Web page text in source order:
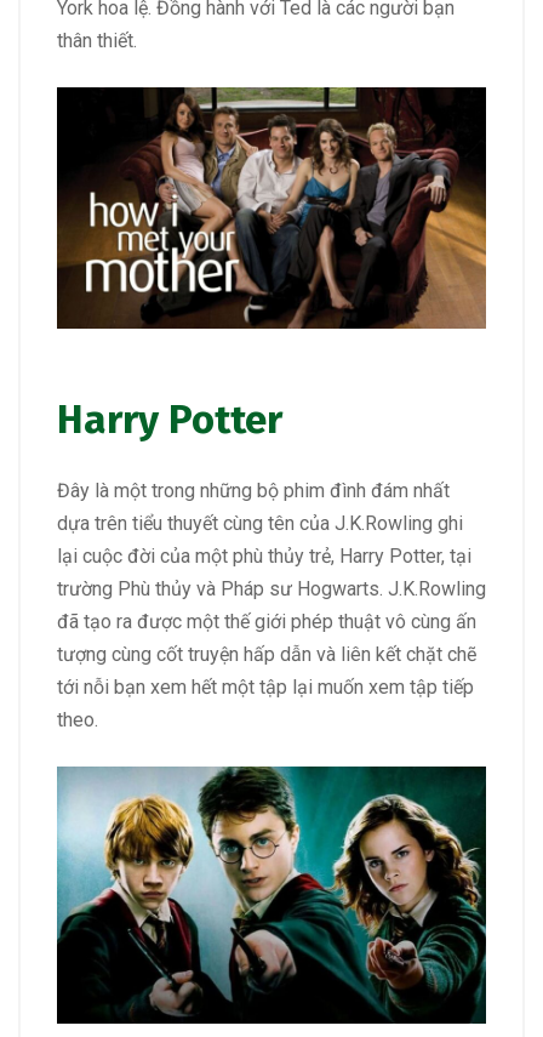
York hoa lệ. Đồng hành với Ted là các người bạn
thân thiết.
Harry Potter
Đây là một trong những bộ phim đình đám nhất
dựa trên tiểu thuyết cùng tên của J.K.Rowling ghi
lại cuộc đời của một phù thủy trẻ, Harry Potter, tại
trường Phù thủy và Pháp sư Hogwarts. J.K.Rowling
đã tạo ra được một thế giới phép thuật vô cùng ấn
tượng cùng cốt truyện hấp dẫn và liên kết chặt chẽ
tới nỗi bạn xem hết một tập lại muốn xem tập tiếp
theo.